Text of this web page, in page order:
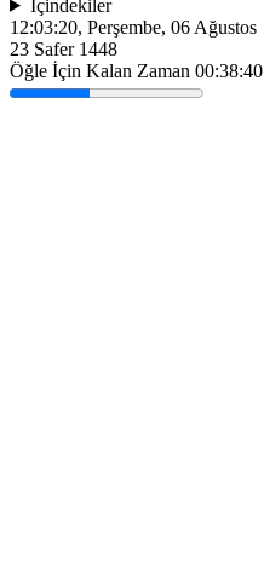
İçindekiler
12:03:20, Perşembe, 06 Ağustos
23 Safer 1448
Öğle İçin Kalan Zaman 00:38:40